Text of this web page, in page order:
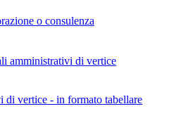
o consulenza
amministrativi di vertice
di vertice - in formato tabellare